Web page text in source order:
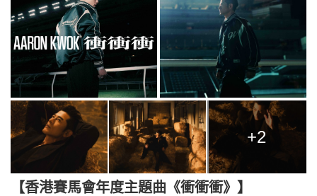
+2
【香港賽馬會年度主題曲《衝衝衝》】